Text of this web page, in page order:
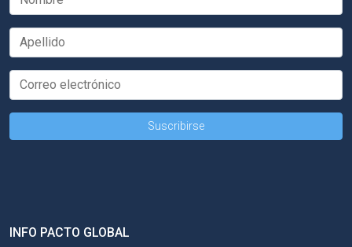
INFO PACTO GLOBAL